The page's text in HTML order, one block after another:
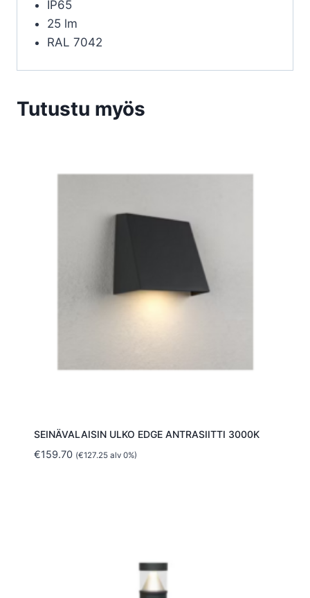
IP65
25 lm
RAL 7042
Tutustu myös
SEINÄVALAISIN ULKO EDGE ANTRASIITTI 3000K
€159.70 (€127.25alv 0%)